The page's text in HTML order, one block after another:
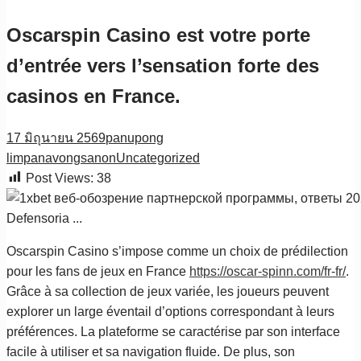
Oscarspin Casino est votre porte
d’entrée vers l’sensation forte des
casinos en France.
17 มิถุนายน 2569panupong
limpanavongsanonUncategorized
Post Views: 38
Oscarspin Casino s’impose comme un choix de prédilection
pour les fans de jeux en France https://oscar-spinn.com/fr-fr/.
Grâce à sa collection de jeux variée, les joueurs peuvent
explorer un large éventail d’options correspondant à leurs
préférences. La plateforme se caractérise par son interface
facile à utiliser et sa navigation fluide. De plus, son